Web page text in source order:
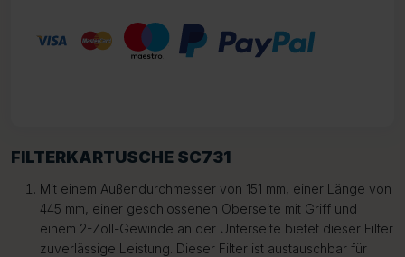
FILTERKARTUSCHE SC731
Mit einem Außendurchmesser von 151 mm, einer Länge von
445 mm, einer geschlossenen Oberseite mit Griff und
einem 2-Zoll-Gewinde an der Unterseite bietet dieser Filter
zuverlässige Leistung. Dieser Filter ist austauschbar für